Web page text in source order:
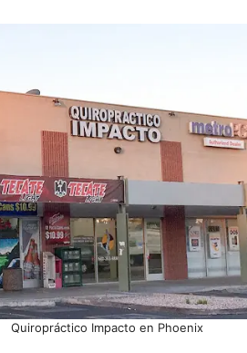
Quiropráctico Impacto en Phoenix